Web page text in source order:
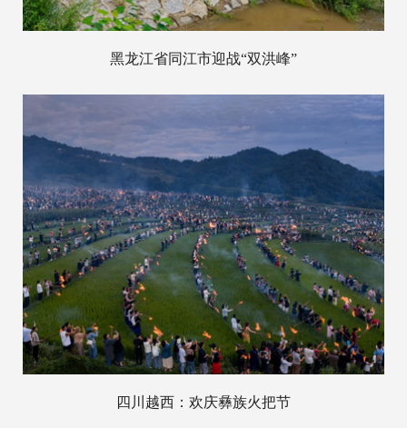
黑龙江省同江市迎战“双洪峰”
四川越西：欢庆彝族火把节